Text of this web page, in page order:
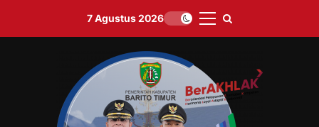
content
7 Agustus 2026
Primary